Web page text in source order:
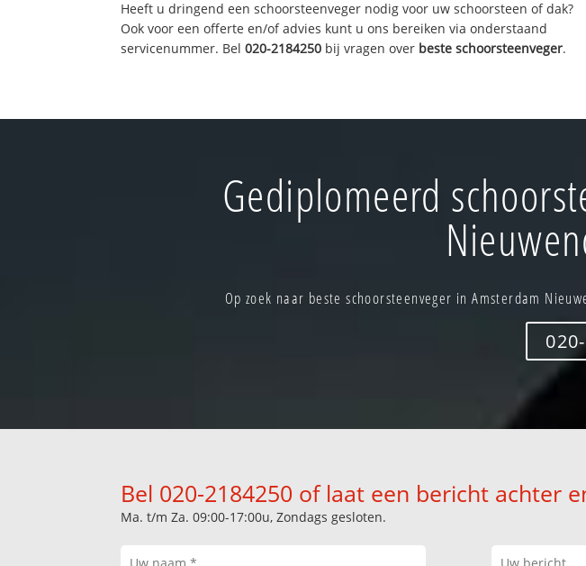
Heeft u dringend een schoorsteenveger nodig voor uw schoorsteen of dak?
Ook voor een offerte en/of advies kunt u ons bereiken via onderstaand
servicenummer. Bel020-2184250 bij vragen over beste schoorsteenveger.
Gediplomeerd
Op zoek naar beste schoorsteenveger in Amsterdam
Bel 020-2184250 of laat een bericht achter
Ma. t/m Za. 09:00-17:00u, Zondags gesloten.